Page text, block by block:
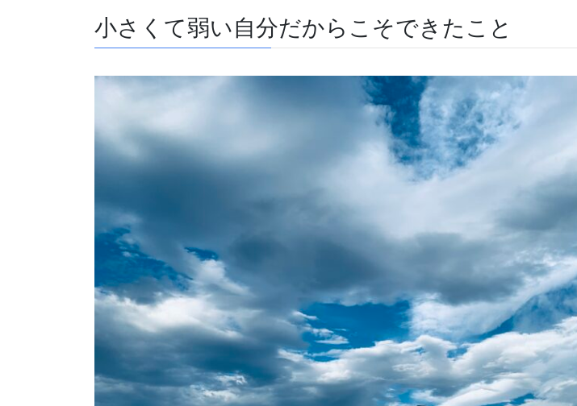
小さくて弱い自分だからこそできたこと